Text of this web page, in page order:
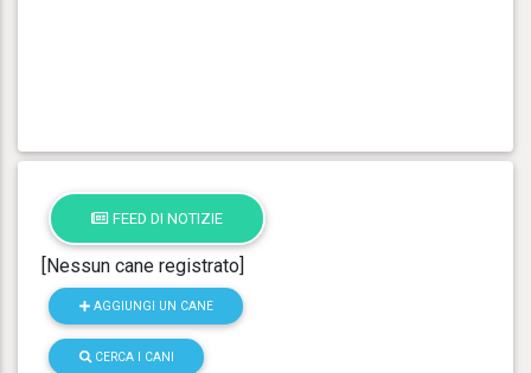
FEED DI NOTIZIE
[Nessun cane registrato]
AGGIUNGI UN CANE
CERCA I CANI